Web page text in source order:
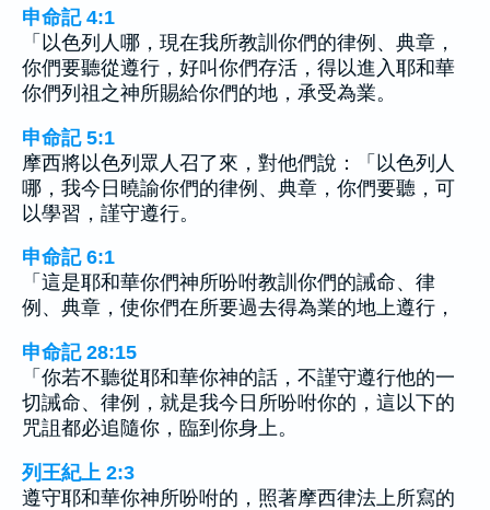
申命記 4:1
「以色列人哪，現在我所教訓你們的律例、典章，
你們要聽從遵行，好叫你們存活，得以進入耶和華
你們列祖之神所賜給你們的地，承受為業。
申命記 5:1
摩西將以色列眾人召了來，對他們說：「以色列人
哪，我今日曉諭你們的律例、典章，你們要聽，可
以學習，謹守遵行。
申命記 6:1
「這是耶和華你們神所吩咐教訓你們的誡命、律
例、典章，使你們在所要過去得為業的地上遵行，
申命記 28:15
「你若不聽從耶和華你神的話，不謹守遵行他的一
切誡命、律例，就是我今日所吩咐你的，這以下的
咒詛都必追隨你，臨到你身上。
列王紀上 2:3
遵守耶和華你神所吩咐的，照著摩西律法上所寫的